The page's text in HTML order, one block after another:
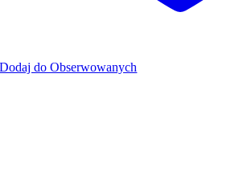
Dodaj do Obserwowanych